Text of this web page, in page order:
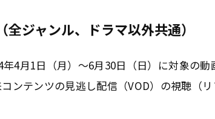
ジャンル、ドラマ以外共通）
年4月1日（月）～6月30日（日）に対象の
ンテンツの見逃し配信（VOD）の視聴（